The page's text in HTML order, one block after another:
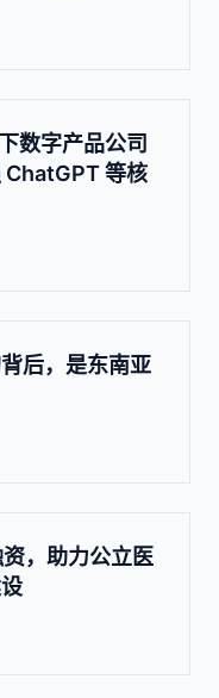
数字产品公司
等核
后，是东南亚
，助力公立医